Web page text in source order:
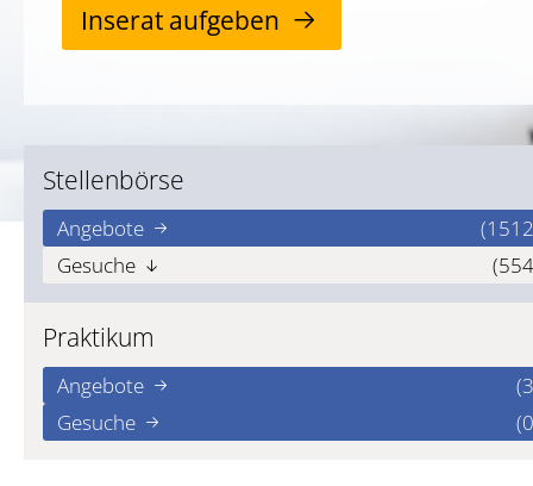
Inserat aufgeben
Stellenbörse
Angebote
Gesuche
Praktikum
Angebote
Gesuche